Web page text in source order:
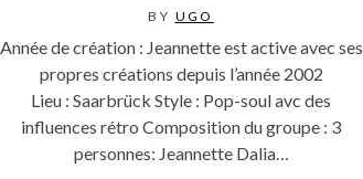
BY UGO
Année de création : Jeannette est active avec ses
propres créations depuis l’année 2002
Lieu : Saarbrück Style : Pop-soul avc des
influences rétro Composition du groupe : 3
personnes: Jeannette Dalia…